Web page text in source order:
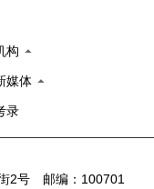
充分展现澜湄合作的独
构
媒体
录
2号 邮编：100701